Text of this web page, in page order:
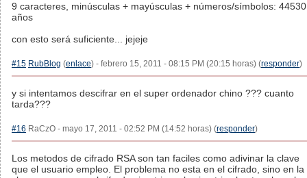
9 caracteres, minúsculas + mayúsculas + números/símbolos: 44530
años
con esto será suficiente... jejeje
#15 RubBlog (enlace) - febrero 15, 2011 - 08:15 PM (20:15 horas) (responder)
y si intentamos descifrar en el super ordenador chino ??? cuanto
tarda???
#16 RaCzO - mayo 17, 2011 - 02:52 PM (14:52 horas) (responder)
Los metodos de cifrado RSA son tan faciles como adivinar la clave
que el usuario empleo. El problema no esta en el cifrado, sino en la